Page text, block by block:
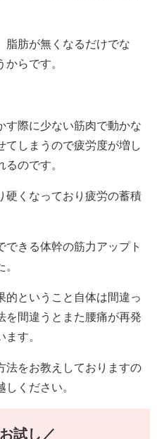
脂肪が無くなるだけでな
らです。
す際に少ない筋肉で動かな
てしまうので疲労度が増し
のです。
硬くなっており疲労の蓄積
きる体幹の筋力アップト
的ということ自体は間違っ
を間違うとまた腰痛が再発
す。
法をお教えしておりますの
ください。
試し／